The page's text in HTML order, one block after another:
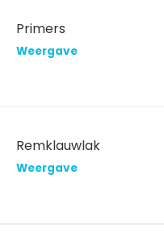
Primers
Weergave
Remklauwlak
Weergave